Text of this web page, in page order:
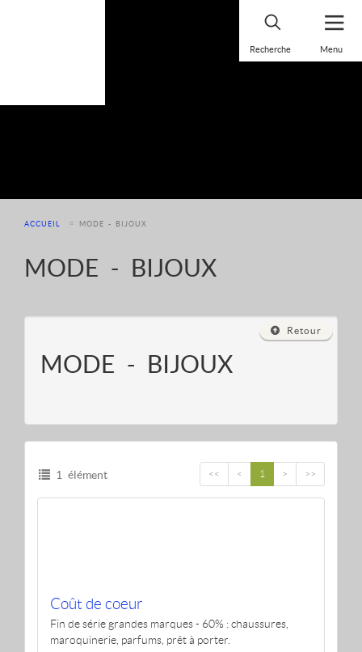
ACCUEIL MODE - BIJOUX
MODE - BIJOUX
MODE - BIJOUX
Retour
1 élément << < 1 > >>
Coût de coeur
Fin de série grandes marques - 60% : chaussures,
maroquinerie, parfums, prêt à porter.